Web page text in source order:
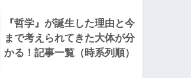
『哲学』が誕生した理由と今
まで考えられてきた大体が分
かる！記事一覧（時系列順）